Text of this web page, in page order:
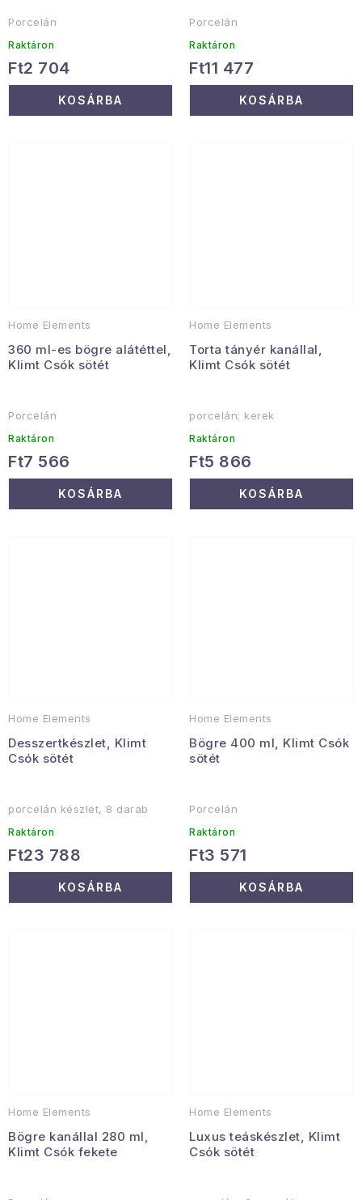
Porcelán
Raktáron
Ft2 704
KOSÁRBA
Porcelán
Raktáron
Ft11 477
KOSÁRBA
Home Elements
360 ml-es bögre alátéttel,
Klimt Csók sötét
Porcelán
Raktáron
Ft7 566
KOSÁRBA
Home Elements
Torta tányér kanállal,
Klimt Csók sötét
porcelán; kerek
Raktáron
Ft5 866
KOSÁRBA
Home Elements
Desszertkészlet, Klimt
Csók sötét
porcelán készlet, 8 darab
Raktáron
Ft23 788
KOSÁRBA
Home Elements
Bögre 400 ml, Klimt Csók
sötét
Porcelán
Raktáron
Ft3 571
KOSÁRBA
Home Elements
Bögre kanállal 280 ml,
Klimt Csók fekete
Home Elements
Luxus teáskészlet, Klimt
Csók sötét